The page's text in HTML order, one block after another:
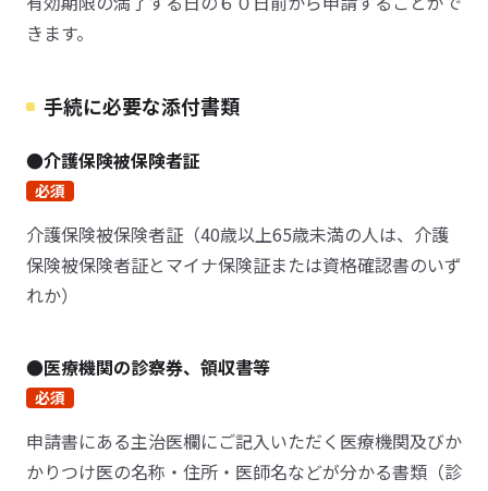
きます。
手続に必要な添付書類
●介護保険被保険者証
必須
介護保険被保険者証（40歳以上65歳未満の人は、介護
保険被保険者証とマイナ保険証または資格確認書のいず
れか）
●医療機関の診察券、領収書等
必須
申請書にある主治医欄にご記入いただく医療機関及びか
かりつけ医の名称・住所・医師名などが分かる書類（診